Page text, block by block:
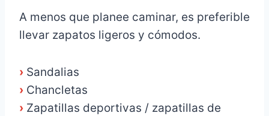
A menos que planee caminar, es preferible
llevar zapatos ligeros y cómodos.
› Sandalias
› Chancletas
› Zapatillas deportivas / zapatillas de